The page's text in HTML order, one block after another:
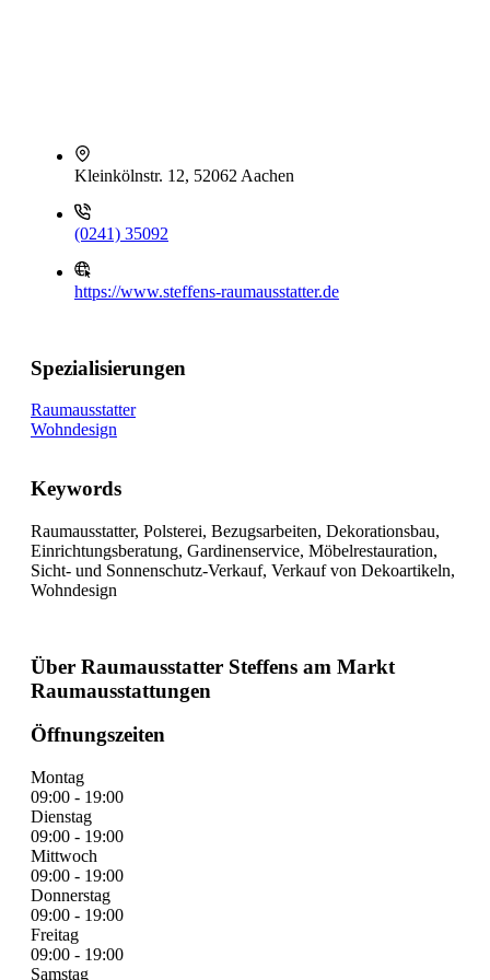
Kleinkölnstr. 12, 52062 Aachen
(0241) 35092
https://www.steffens-raumausstatter.de
Spezialisierungen
Raumausstatter
Wohndesign
Keywords
Raumausstatter, Polsterei, Bezugsarbeiten, Dekorationsbau,
Einrichtungsberatung, Gardinenservice, Möbelrestauration,
Sicht- und Sonnenschutz-Verkauf, Verkauf von Dekoartikeln,
Wohndesign
Über Raumausstatter Steffens am Markt
Raumausstattungen
Öffnungszeiten
Montag
09:00 - 19:00
Dienstag
09:00 - 19:00
Mittwoch
09:00 - 19:00
Donnerstag
09:00 - 19:00
Freitag
09:00 - 19:00
Samstag